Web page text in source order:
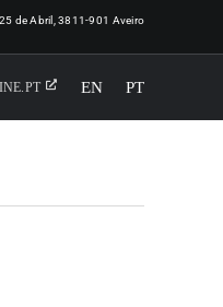
de Abril, 3811-901 Aveiro
EN PT